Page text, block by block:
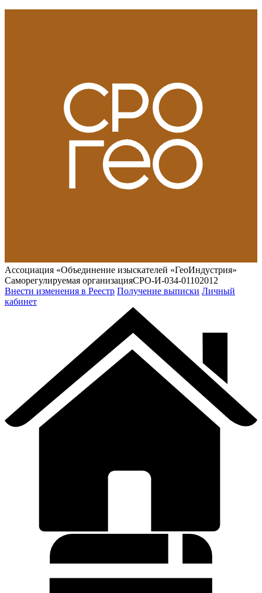
Ассоциация «Объединение изыскателей «ГеоИндустрия»
Саморегулируемая организацияСРО-И-034-01102012
Внести изменения в Реестр Получение выписки Личный
кабинет